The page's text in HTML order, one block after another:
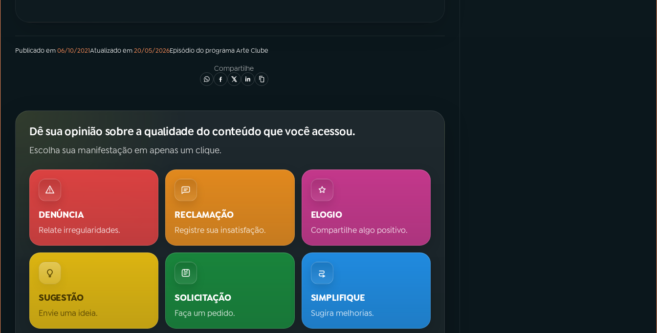
Publicado em06/10/2021Atualizado em20/05/2026Episódiodo programaArte Clube
Compartilhe
Dê sua opinião sobre a qualidade do conteúdo que você acessou.
Escolha sua manifestação em apenas um clique.
DENÚNCIA
Relate irregularidades.
RECLAMAÇÃO
Registre sua insatisfação.
ELOGIO
Compartilhe algo positivo.
SUGESTÃO
Envie uma ideia.
SOLICITAÇÃO
Faça um pedido.
SIMPLIFIQUE
Sugira melhorias.